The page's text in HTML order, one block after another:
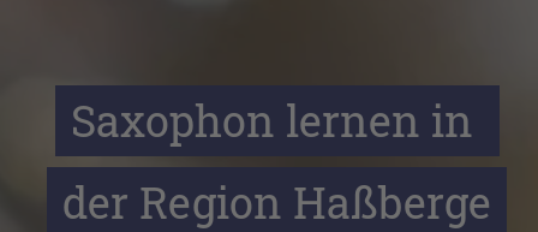
Saxophon lernen in
der Region Haßberge